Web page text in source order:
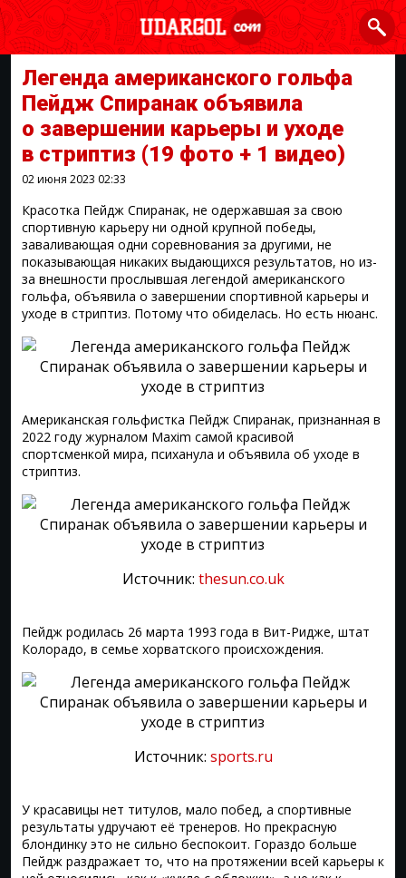
Легенда американского гольфа
Пейдж Спиранак объявила
о завершении карьеры и уходе
в стриптиз (19 фото + 1 видео)
02 июня 2023 02:33
Красотка Пейдж Спиранак, не одержавшая за свою
спортивную карьеру ни одной крупной победы,
заваливающая одни соревнования за другими, не
показывающая никаких выдающихся результатов, но из-
за внешности прослывшая легендой американского
гольфа, объявила о завершении спортивной карьеры и
уходе в стриптиз. Потому что обиделась. Но есть нюанс.
Американская гольфистка Пейдж Спиранак, признанная в
2022 году журналом Maxim самой красивой
спортсменкой мира, психанула и объявила об уходе в
стриптиз.
Источник: thesun.co.uk
Пейдж родилась 26 марта 1993 года в Вит-Ридже, штат
Колорадо, в семье хорватского происхождения.
Источник: sports.ru
У красавицы нет титулов, мало побед, а спортивные
результаты удручают её тренеров. Но прекрасную
блондинку это не сильно беспокоит. Гораздо больше
Пейдж раздражает то, что на протяжении всей карьеры к